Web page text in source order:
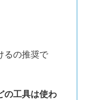
るの推奨で
の工具は使わ